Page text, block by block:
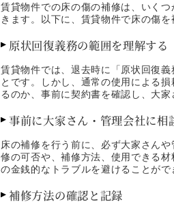
賃貸物件での床の傷の補修は、いく
きます。以下に、賃貸物件で床の傷
原状回復義務の範囲を理解する
賃貸物件では、退去時に「原状回復
とです。しかし、通常の使用による
るのか、事前に契約書を確認し、大
事前に大家さん・管理会社に相
床の補修を行う前に、必ず大家さん
修の可否や、補修方法、使用できる
の金銭的なトラブルを避けることがで
補修方法の確認と記録